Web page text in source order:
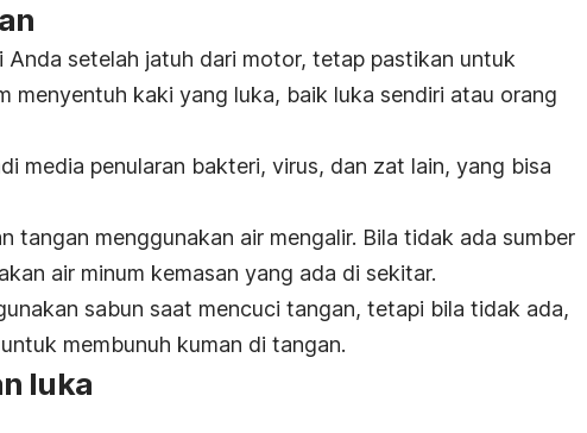
Anda setelah jatuh dari motor, tetap pastikan untuk
menyentuh kaki yang luka, baik luka sendiri atau orang
media penularan bakteri, virus, dan zat lain, yang bisa
tangan menggunakan air mengalir. Bila tidak ada sumber
air minum kemasan yang ada di sekitar.
sabun saat mencuci tangan, tetapi bila tidak ada,
untuk membunuh kuman di tangan.
luka